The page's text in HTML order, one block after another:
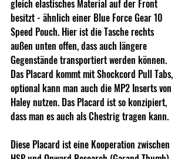
gleich elastisches Material auf der Front
besitzt - ähnlich einer Blue Force Gear 10
Speed Pouch. Hier ist die Tasche rechts
außen unten offen, dass auch längere
Gegenstände transportiert werden können.
Das Placard kommt mit Shockcord Pull Tabs,
optional kann man auch die MP2 Inserts von
Haley nutzen. Das Placard ist so konzipiert,
dass man es auch als Chestrig tragen kann.
Diese Placard ist eine Kooperation zwischen